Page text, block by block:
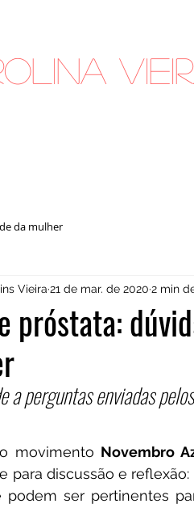
da mulher
próstata:
Vieira 21 de mar. de 2020 2 min
a perguntas enviadas
movimento Novembro
para discussão e reflexão:
ser pertinentes